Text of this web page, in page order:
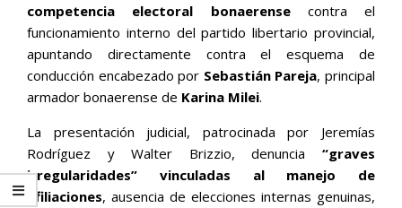
competencia electoral bonaerensecontra el
funcionamiento interno del partido libertario provincial,
apuntando directamente contra el esquema de
conducción encabezado por Sebastián Pareja, principal
armador bonaerense de Karina Milei.
La presentación judicial, patrocinada por Jeremías
Rodríguez y Walter Brizzio, denuncia “graves
irregularidades” vinculadas al manejo de
afiliaciones, ausencia de elecciones internas genuinas,